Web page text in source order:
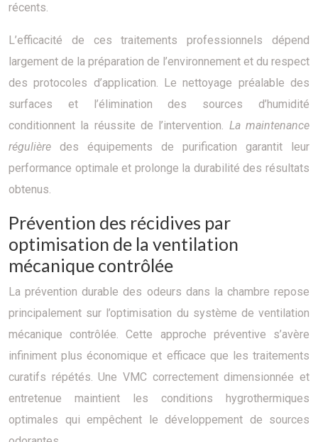
récents.
L’efficacité de ces traitements professionnels dépend
largement de la préparation de l’environnement et du respect
des protocoles d’application. Le nettoyage préalable des
surfaces et l’élimination des sources d’humidité
conditionnent la réussite de l’intervention. La maintenance
régulière des équipements de purification garantit leur
performance optimale et prolonge la durabilité des résultats
obtenus.
Prévention des récidives par
optimisation de la ventilation
mécanique contrôlée
La prévention durable des odeurs dans la chambre repose
principalement sur l’optimisation du système de ventilation
mécanique contrôlée. Cette approche préventive s’avère
infiniment plus économique et efficace que les traitements
curatifs répétés. Une VMC correctement dimensionnée et
entretenue maintient les conditions hygrothermiques
optimales qui empêchent le développement de sources